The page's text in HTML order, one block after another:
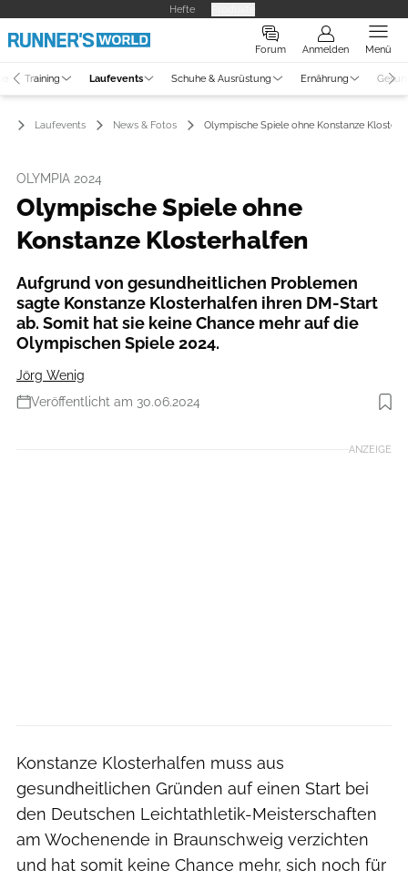
Hefte
Forum Anmelden Menü
Training Laufevents Schuhe & Ausrüstung Ernährung
Laufevents News & Fotos Olympische Spiele ohne Konstanze
OLYMPIA 2024
Olympische Spiele ohne
Konstanze Klosterhalfen
Aufgrund von gesundheitlichen Problemen
sagte Konstanze Klosterhalfen ihren DM-Start
ab. Somit hat sie keine Chance mehr auf die
Olympischen Spiele 2024.
Jörg Wenig
Veröffentlicht am 30.06.2024
Foto: Giancarlo Colombo
ANZEIGE
Konstanze Klosterhalfen muss aus
gesundheitlichen Gründen auf einen Start bei
den Deutschen Leichtathletik-Meisterschaften
am Wochenende in Braunschweig verzichten
und hat somit keine Chance mehr, sich noch für